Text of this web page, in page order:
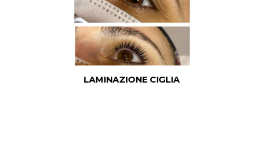
LAMINAZIONE CIGLIA